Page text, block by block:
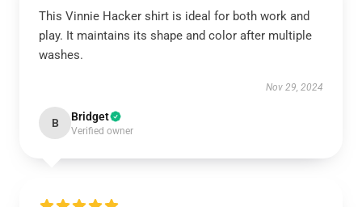
This Vinnie Hacker shirt is ideal for both work and
play. It maintains its shape and color after multiple
washes.
Nov 29, 2024
B Bridget
Verified owner